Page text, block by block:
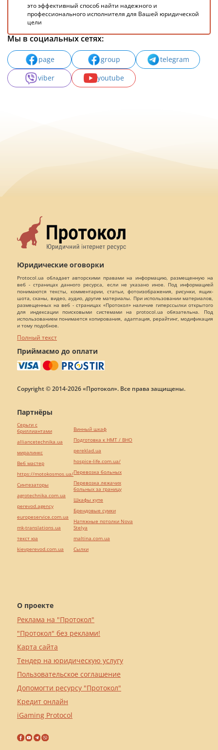
это эффективный способ найти надежного и
профессионального исполнителя для Вашей юридической
цели
Мы в социальных сетях:
page group
telegram
viber
youtube
Юридические оговорки
Protocol.ua обладает авторскими правами на информацию, размещенную на
веб - страницах данного ресурса, если не указано иное. Под информацией
понимаются тексты, комментарии, статьи, фотоизображения, рисунки, ящик-
шота, сканы, видео, аудио, другие материалы. При использовании материалов,
размещенных на веб - страницах «Протокол» наличие гиперссылки открытого
для индексации поисковыми системами на protocol.ua обязательна. Под
использованием понимается копирования, адаптация, рерайтинг, модификация
и тому подобное.
Полный текст
Приймаємо до оплати
Copyright © 2014-2026 «Протокол». Все права защищены.
О проекте
Реклама на "Протокол"
"Протокол" без реклами!
Карта сайта
Тендер на юридическую услугу
Пользовательское соглашение
Допомогти ресурсу "Протокол"
Кредит онлайн
iGaming Protocol
Партнёры
Серьги с
бриллиантами
alliancetechnika.ua
миралинкс
Веб мастер
https://motokosmos.ua/
Синтезаторы
agrotechnika.com.ua
perevod.agency
europeservice.com.ua
mk-translations.ua
текст юа
kievperevod.com.ua
Винный шкаф
Подготовка к НМТ / ВНО
pereklad.ua
hospice-life.com.ua/
Перевозка больных
Перевозка лежачих
больных за границу
Шкафы купе
Брендовые сумки
Натяжные потолки Nova
Stelya
maltina.com.ua
Cылки